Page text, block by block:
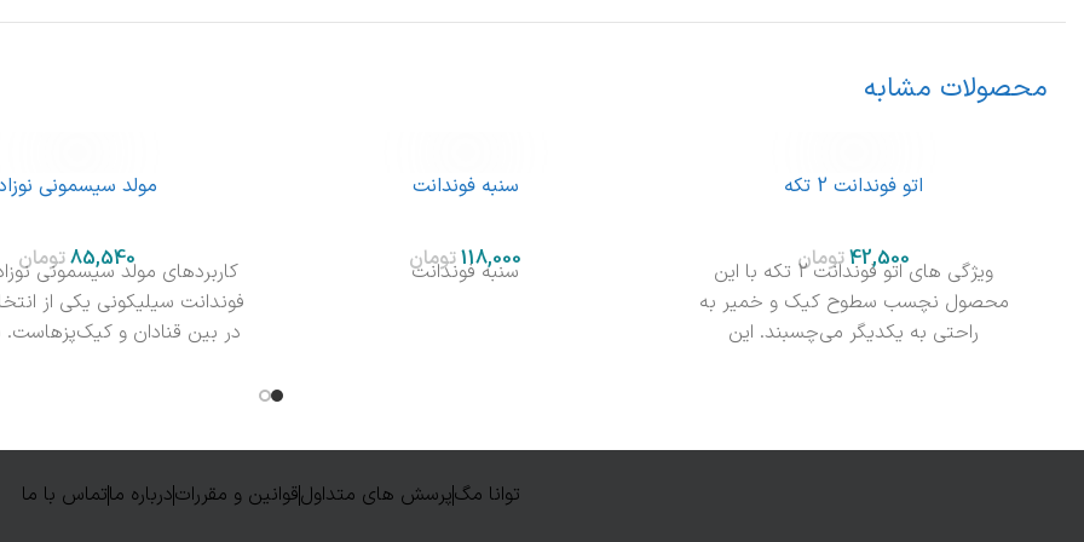
محصولات مشابه
اتو فوندانت 2 تکه
تومان ویژگی های اتو فوندانت 2 تکه با این
محصول نچسب سطوح کیک و خمیر به
راحتی به یکدیگر می‌چسبند. این
سنبه فوندانت
تومان
سنبه فوندانت
مولد سیسمونی
تومانکاربردهای مولد سیسمونی
فوندانت سیلیکونی یکی از
در بین قنادان و کیک‌پزهاست.
توانا مگپرسش های متداولقوانین و مقرراتدرباره ماتماس با ما